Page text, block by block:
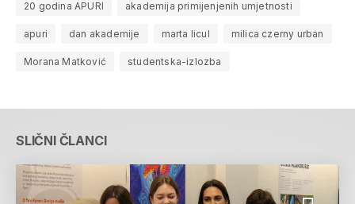
20 godina APURI akademija primijenjenih umjetnosti
apuri dan akademije marta licul milica czerny urban
Morana Matković studentska-izlozba
SLIČNI ČLANCI